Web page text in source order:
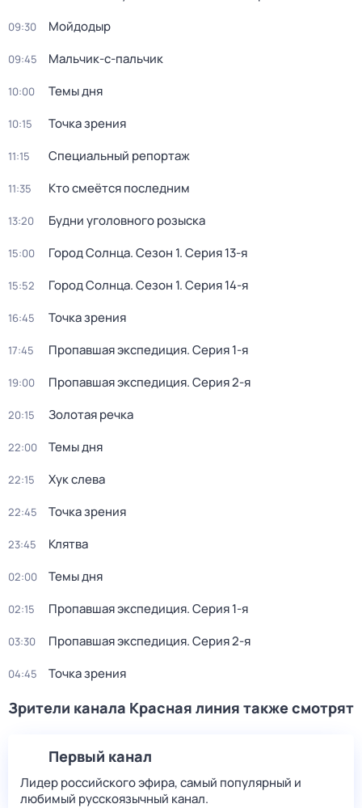
09:30 Мойдодыр
09:45 Мальчик-с-пальчик
10:00 Темы дня
10:15 Точка зрения
11:15 Специальный репортаж
11:35 Кто смеётся последним
13:20 Будни уголовного розыска
15:00 Город Солнца. Сезон 1. Серия 13-я
15:52 Город Солнца. Сезон 1. Серия 14-я
16:45 Точка зрения
17:45 Пропавшая экспедиция. Серия 1-я
19:00 Пропавшая экспедиция. Серия 2-я
20:15 Золотая речка
22:00 Темы дня
22:15 Хук слева
22:45 Точка зрения
23:45 Клятва
02:00 Темы дня
02:15 Пропавшая экспедиция. Серия 1-я
03:30 Пропавшая экспедиция. Серия 2-я
04:45 Точка зрения
Зрители канала Красная линия также смотрят
Первый канал
Лидер российского эфира, самый популярный и
любимый русскоязычный канал.